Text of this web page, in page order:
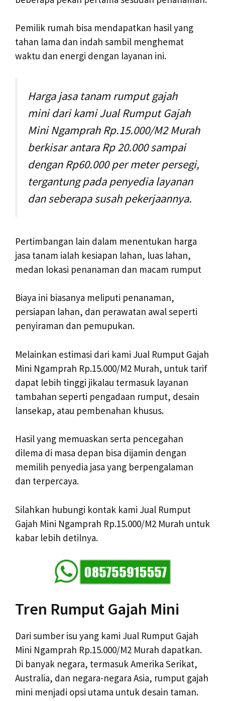
Pemilik rumah bisa mendapatkan hasil yang
tahan lama dan indah sambil menghemat
waktu dan energi dengan layanan ini.
Harga jasa tanam rumput gajah
mini dari kami Jual Rumput Gajah
Mini Ngamprah Rp.15.000/M2 Murah
berkisar antara Rp 20.000 sampai
dengan Rp60.000 per meter persegi,
tergantung pada penyedia layanan
dan seberapa susah pekerjaannya.
Pertimbangan lain dalam menentukan harga
jasa tanam ialah kesiapan lahan, luas lahan,
medan lokasi penanaman dan macam rumput
Biaya ini biasanya meliputi penanaman,
persiapan lahan, dan perawatan awal seperti
penyiraman dan pemupukan.
Melainkan estimasi dari kami Jual Rumput Gajah
Mini Ngamprah Rp.15.000/M2 Murah, untuk tarif
dapat lebih tinggi jikalau termasuk layanan
tambahan seperti pengadaan rumput, desain
lansekap, atau pembenahan khusus.
Hasil yang memuaskan serta pencegahan
dilema di masa depan bisa dijamin dengan
memilih penyedia jasa yang berpengalaman
dan terpercaya.
Silahkan hubungi kontak kami Jual Rumput
Gajah Mini Ngamprah Rp.15.000/M2 Murah untuk
kabar lebih detilnya.
Tren Rumput Gajah Mini
Dari sumber isu yang kami Jual Rumput Gajah
Mini Ngamprah Rp.15.000/M2 Murah dapatkan.
Di banyak negara, termasuk Amerika Serikat,
Australia, dan negara-negara Asia, rumput gajah
mini menjadi opsi utama untuk desain taman.